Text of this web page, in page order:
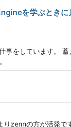
を学ぶときに
事をしています。
りzennの方が活